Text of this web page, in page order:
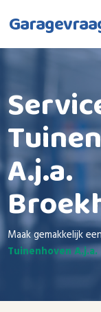
A.j.a.
Maak gemakkelijk
Tuinenhoven